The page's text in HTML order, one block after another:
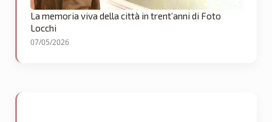
La memoria viva della città in trent’anni di Foto
Locchi
07/05/2026